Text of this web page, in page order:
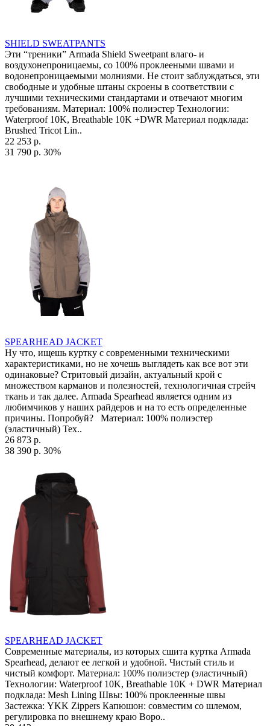
SHIELD SWEATPANTS
Эти “треники” Armada Shield Sweetpant влаго- и
воздухонепроницаемы, со 100% проклееными швами и
водонепроницаемыми молниями. Не стоит заблуждаться, эти
свободные и удобные штаны скроены в соответствии с
лучшими техническими стандартами и отвечают многим
требованиям. Материал: 100% полиэстер Технологии:
Waterproof 10K, Breathable 10K +DWR Материал подклада:
Brushed Tricot Lin..
22 253 р.
31 790 р. 30%
SPEARHEAD JACKET
Ну что, ищешь куртку с современными техническими
характеристиками, но не хочешь выглядеть как все вот эти
одинаковые? Стритовый дизайн, актуальный крой с
множеством карманов и полезностей, технологичная стрейч
ткань и так далее. Armada Spearhead является одним из
любимчиков у наших райдеров и на то есть определенные
причины. Попробуй? Материал: 100% полиэстер
(эластичный) Тех..
26 873 р.
38 390 р. 30%
SPEARHEAD JACKET
Современные материалы, из которых сшита куртка Armada
Spearhead, делают ее легкой и удобной. Чистый стиль и
чистый комфорт. Материал: 100% полиэстер (эластичный)
Технологии: Waterproof 10K, Breathable 10K + DWR Материал
подклада: Mesh Lining Швы: 100% проклеенные швы
Застежка: YKK Zippers Капюшон: совместим со шлемом,
регулировка по внешнему краю Воро..